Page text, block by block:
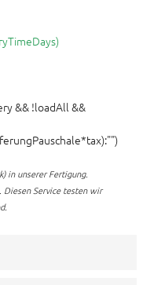
&& !loadAll &&
in unserer Fertigung.
Diesen Service testen wir